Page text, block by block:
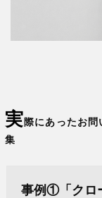
実際にあったお
集
事例①「クロ